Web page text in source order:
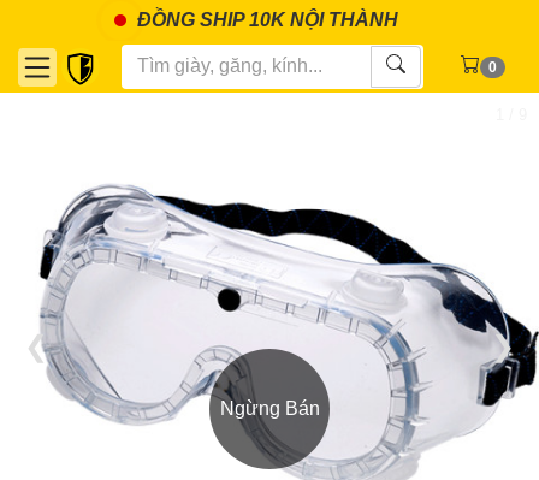
ĐỒNG SHIP 10K NỘI THÀNH
0
❮ ❯
Ngừng Bán